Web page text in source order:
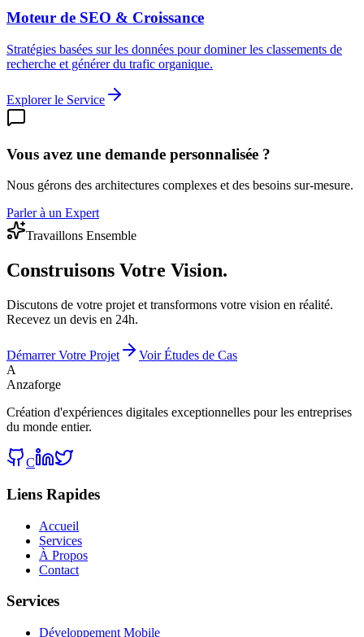
Moteur de SEO & Croissance
Stratégies basées sur les données pour dominer les classements de
recherche et générer du trafic organique.
Explorer le Service
Vous avez une demande personnalisée ?
Nous gérons des architectures complexes et des besoins sur-mesure.
Parler à un Expert
Travaillons Ensemble
Construisons Votre Vision.
Discutons de votre projet et transformons votre vision en réalité.
Recevez un devis en 24h.
Démarrer Votre Projet
Voir Études de Cas
A
Anzaforge
Création d'expériences digitales exceptionnelles pour les entreprises
du monde entier.
C
Liens Rapides
Accueil
Services
À Propos
Contact
Services
Développement Mobile